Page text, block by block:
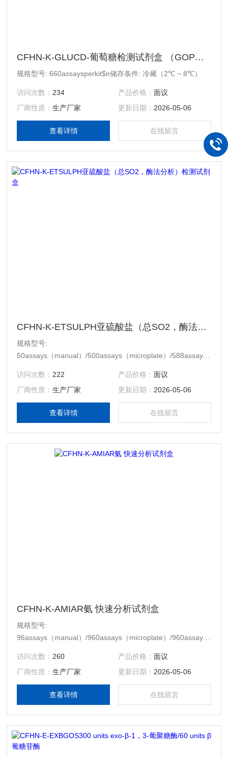
CFHN-K-GLUCD-葡萄糖检测试剂盒 （GOPOD format）
规格型号: 660assaysperkit$n储存条件: 冷藏（2℃ ~ 8℃）
访问次数： 234 产品价格： 面议
厂商性质：生产厂家 更新日期： 2026-05-06
查看详情 在线留言
CFHN-K-ETSULPH亚硫酸盐（总SO2，酶法分析）检测试剂盒
规格型号:
50assays（manual）/500assays（microplate）/588assays（
访问次数： 222 产品价格： 面议
厂商性质：生产厂家 更新日期： 2026-05-06
查看详情 在线留言
CFHN-K-AMIAR氨 快速分析试剂盒
规格型号:
96assays（manual）/960assays（microplate）/960assays（
访问次数： 260 产品价格： 面议
厂商性质：生产厂家 更新日期： 2026-05-06
查看详情 在线留言